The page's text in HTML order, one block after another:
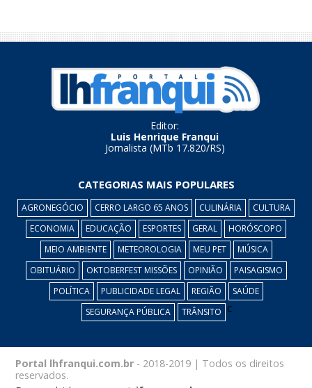
Editor:
Luis Henrique Franqui
Jornalista (MTb 17.820/RS)
CATEGORIAS MAIS POPULARES
AGRONEGÓCIO CERRO LARGO 65 ANOS CULINÁRIA
CULTURA
ECONOMIA
EDUCAÇÃO ESPORTES GERAL
HORÓSCOPO
MEIO AMBIENTE
METEOROLOGIA MEU PET
MÚSICA
OBITUÁRIO
OKTOBERFEST MISSÕES OPINIÃO
PAISAGISMO
POLÍTICA
PUBLICIDADE LEGAL REGIÃO
SAÚDE
SEGURANÇA PÚBLICA
TRÂNSITO c
Portal lhfranqui.com.br - 2018-2019 | Todos os direitos
reservados.